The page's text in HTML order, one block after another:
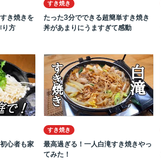
き焼きを
り方
すき焼き
たった3分でできる超簡単すき焼き
丼があまりにうますぎて感動
心者も家
すき焼き
最高過ぎる！一人白滝すき焼きやっ
てみた！